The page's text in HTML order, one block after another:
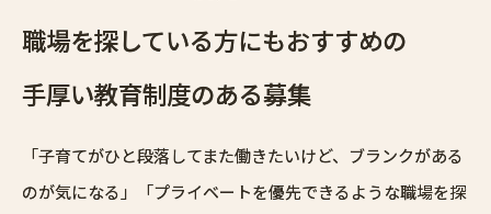
職場を探している方にもおすすめの
手厚い教育制度のある募集
「子育てがひと段落してまた働きたいけど、ブランクがある
のが気になる」「プライベートを優先できるような職場を探